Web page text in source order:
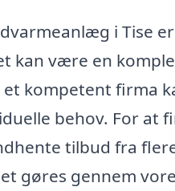
i Tise
kan være en
kompetent firma
behov. For
tilbud fra
gøres gennem